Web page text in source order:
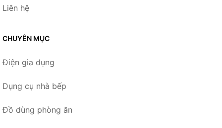
Liên hệ
CHUYÊN MỤC
Điện gia dụng
Dụng cụ nhà bếp
Đồ dùng phòng ăn